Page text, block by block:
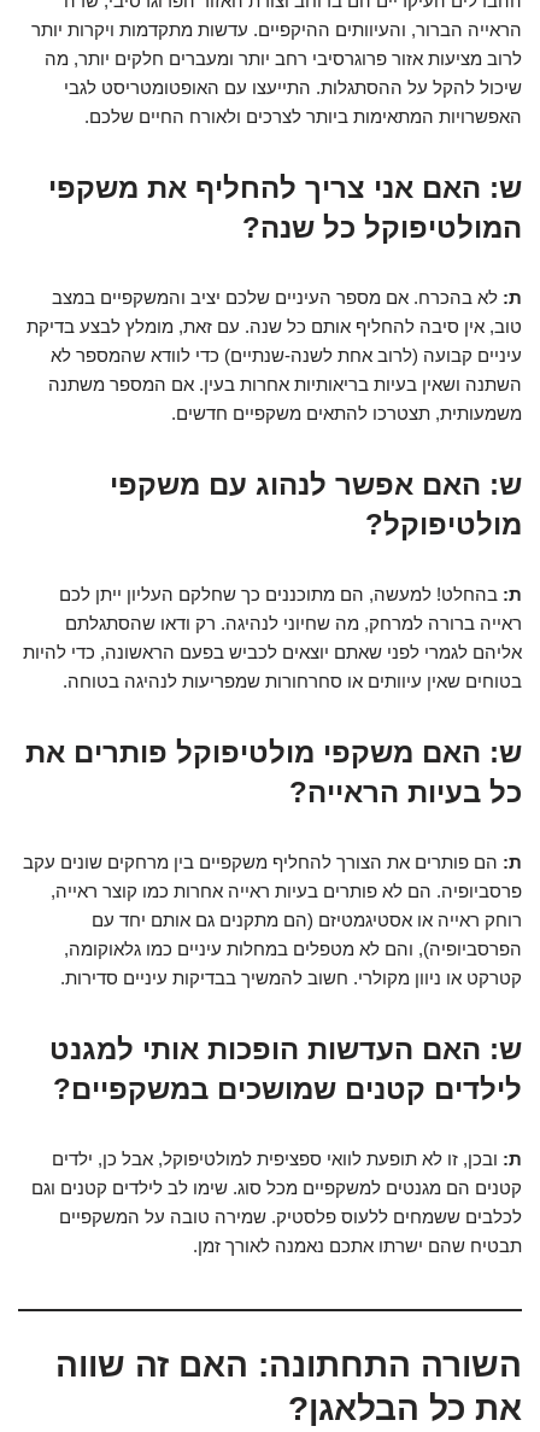
הראייה הברור, והעיוותים ההיקפיים. עדשות מתקדמות ויקרות יותר
לרוב מציעות אזור פרוגרסיבי רחב יותר ומעברים חלקים יותר, מה
שיכול להקל על ההסתגלות. התייעצו עם האופטומטריסט לגבי
האפשרויות המתאימות ביותר לצרכים ולאורח החיים שלכם.
ש: האם אני צריך להחליף את משקפי
המולטיפוקל כל שנה?
ת: לא בהכרח. אם מספר העיניים שלכם יציב והמשקפיים במצב
טוב, אין סיבה להחליף אותם כל שנה. עם זאת, מומלץ לבצע בדיקת
עיניים קבועה (לרוב אחת לשנה-שנתיים) כדי לוודא שהמספר לא
השתנה ושאין בעיות בריאותיות אחרות בעין. אם המספר משתנה
משמעותית, תצטרכו להתאים משקפיים חדשים.
ש: האם אפשר לנהוג עם משקפי
מולטיפוקל?
ת: בהחלט! למעשה, הם מתוכננים כך שחלקם העליון ייתן לכם
ראייה ברורה למרחק, מה שחיוני לנהיגה. רק ודאו שהסתגלתם
אליהם לגמרי לפני שאתם יוצאים לכביש בפעם הראשונה, כדי להיות
בטוחים שאין עיוותים או סחרחורות שמפריעות לנהיגה בטוחה.
ש: האם משקפי מולטיפוקל פותרים את
כל בעיות הראייה?
ת: הם פותרים את הצורך להחליף משקפיים בין מרחקים שונים עקב
פרסביופיה. הם לא פותרים בעיות ראייה אחרות כמו קוצר ראייה,
רוחק ראייה או אסטיגמטיזם (הם מתקנים גם אותם יחד עם
הפרסביופיה), והם לא מטפלים במחלות עיניים כמו גלאוקומה,
קטרקט או ניוון מקולרי. חשוב להמשיך בבדיקות עיניים סדירות.
ש: האם העדשות הופכות אותי למגנט
לילדים קטנים שמושכים במשקפיים?
ת: ובכן, זו לא תופעת לוואי ספציפית למולטיפוקל, אבל כן, ילדים
קטנים הם מגנטים למשקפיים מכל סוג. שימו לב לילדים קטנים וגם
לכלבים ששמחים ללעוס פלסטיק. שמירה טובה על המשקפיים
תבטיח שהם ישרתו אתכם נאמנה לאורך זמן.
השורה התחתונה: האם זה שווה
את כל הבלאגן?